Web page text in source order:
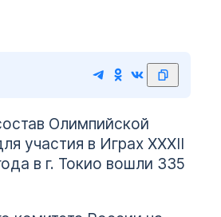
Олимпийской
участия в Играх XXXII
в г. Токио вошли 335